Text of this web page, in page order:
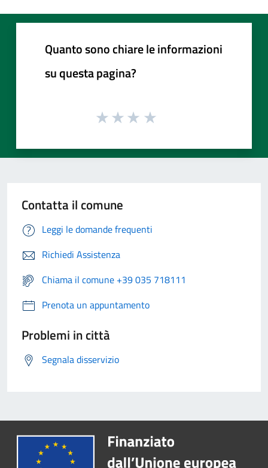
Quanto sono chiare le informazioni
su questa pagina?
Contatta il comune
Leggi le domande frequenti
Richiedi Assistenza
Chiama il comune +39 035 718111
Prenota un appuntamento
Problemi in città
Segnala disservizio